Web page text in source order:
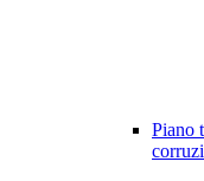
Piano